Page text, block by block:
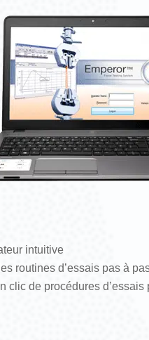
intuitive
routines d’essais pas à
clic de procédures d’essais